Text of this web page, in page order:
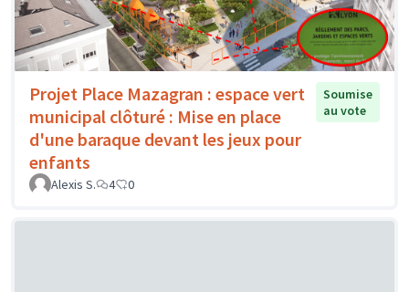
Projet Place Mazagran : espace vert
municipal clôturé : Mise en place
d'une baraque devant les jeux pour
enfants
Soumise
au vote
Alexis S. 4 0